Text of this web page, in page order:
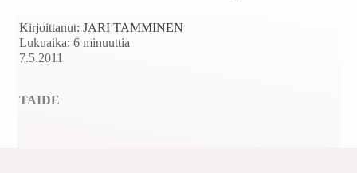
7.5.2011
Kirjoittanut: JARI TAMMINEN
Lukuaika: 6 minuuttia
TAIDE